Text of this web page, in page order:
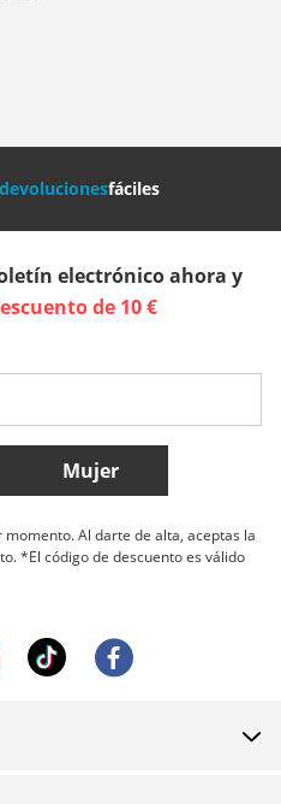
Italien (Deutsch)
België (Nederlands)
Norge
devolucionesfáciles
electrónico ahora y
de 10 €
Mujer
Al darte de alta, aceptas la
*El código de descuento es válido